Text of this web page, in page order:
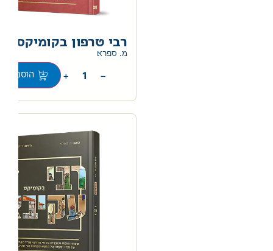
רבי טרפון בקומיקס
מ. ספרא
−
+ הוספה